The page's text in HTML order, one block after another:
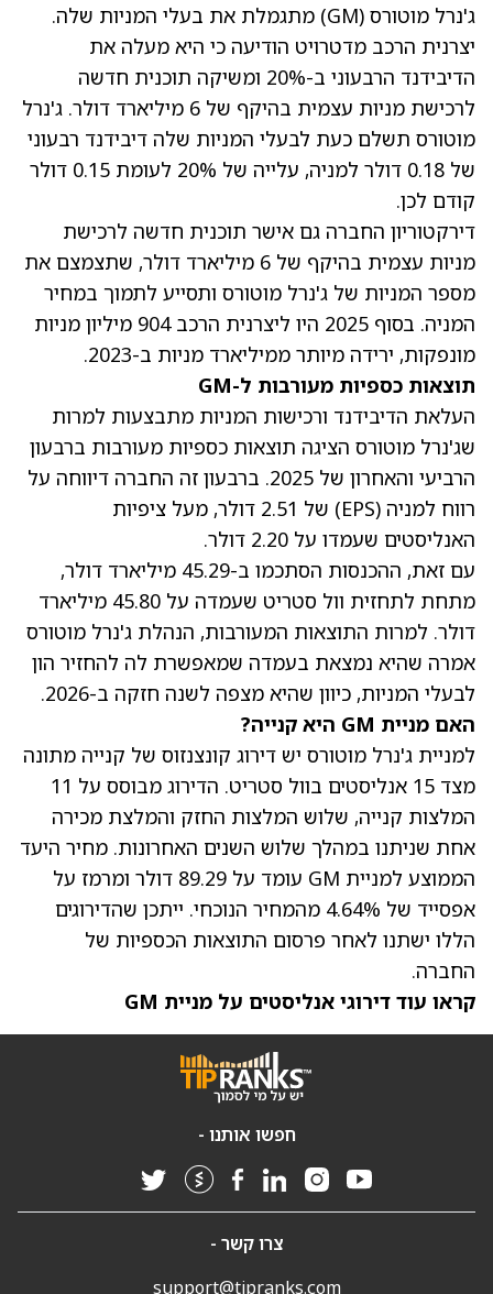
ג'נרל מוטורס (GM)
מתגמלת את בעלי המניות שלה.
יצרנית הרכב מדטרויט הודיעה כי היא מעלה את
הדיבידנד הרבעוני ב-20% ומשיקה תוכנית חדשה
לרכישת מניות עצמית בהיקף של 6 מיליארד דולר. ג'נרל
מוטורס תשלם כעת לבעלי המניות שלה דיבידנד רבעוני
של 0.18 דולר למניה, עלייה של 20% לעומת 0.15 דולר
קודם לכן.
דירקטוריון החברה גם אישר תוכנית חדשה לרכישת
מניות עצמית בהיקף של 6 מיליארד דולר, שתצמצם את
מספר המניות של ג'נרל מוטורס ותסייע לתמוך במחיר
המניה. בסוף 2025 היו ליצרנית הרכב 904 מיליון מניות
מונפקות, ירידה מיותר ממיליארד מניות ב-2023.
תוצאות כספיות מעורבות ל-GM
העלאת הדיבידנד ורכישות המניות מתבצעות למרות
שג'נרל מוטורס הציגה תוצאות כספיות מעורבות ברבעון
הרביעי והאחרון של 2025. ברבעון זה החברה דיווחה על
רווח למניה (EPS) של 2.51 דולר, מעל ציפיות
האנליסטים שעמדו על 2.20 דולר.
עם זאת, ההכנסות הסתכמו ב-45.29 מיליארד דולר,
מתחת לתחזית וול סטריט שעמדה על 45.80 מיליארד
דולר. למרות התוצאות המעורבות, הנהלת ג'נרל מוטורס
אמרה שהיא נמצאת בעמדה שמאפשרת לה להחזיר הון
לבעלי המניות, כיוון שהיא מצפה לשנה חזקה ב-2026.
האם מניית GM היא קנייה?
למניית ג'נרל מוטורס יש דירוג קונצנזוס של קנייה מתונה
מצד 15 אנליסטים בוול סטריט. הדירוג מבוסס על 11
המלצות קנייה, שלוש המלצות החזק והמלצת מכירה
אחת שניתנו במהלך שלוש השנים האחרונות. מחיר היעד
הממוצע למניית GM
עומד על 89.29 דולר ומרמז על
אפסייד של 4.64% מהמחיר הנוכחי. ייתכן שהדירוגים
הללו ישתנו לאחר פרסום התוצאות הכספיות של
החברה.
קראו עוד דירוגי אנליסטים על מניית GM
חפשו אותנו -
צרו קשר -
support@tipranks.com